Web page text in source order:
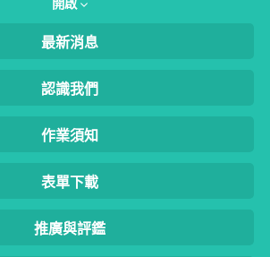
開啟
最新消息
認識我們
作業須知
表單下載
推廣與評鑑